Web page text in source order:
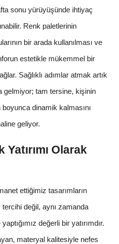
sonu yürüyüşünde ihtiyaç
Renk paletlerinin
bir arada kullanılması ve
estetikle mükemmel bir
Sağlıklı adımlar atmak artık
gelmiyor; tam tersine, kişinin
dinamik kalmasını
geliyor.
Yatırımı Olarak
ettiğimiz tasarımların
değil, aynı zamanda
değerli bir yatırımdır.
materyal kalitesiyle nefes